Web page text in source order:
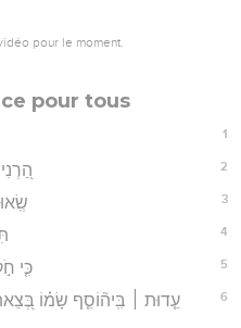
pour le moment.
pour tous
1
2
3
4
5 כִּ֤י
6
עֵ֤דוּת ׀ בִּֽיה֘וֹסֵ֤ף שָׂמ֗וֹ